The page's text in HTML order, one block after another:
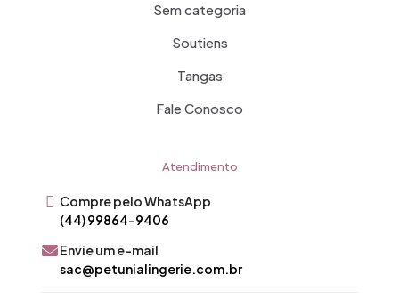
Sem categoria
Soutiens
Tangas
Fale Conosco
Atendimento
Compre pelo WhatsApp
(44) 99864-9406
Envie um e-mail
sac@petunialingerie.com.br